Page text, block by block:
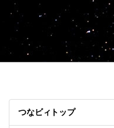
つなビィトップ